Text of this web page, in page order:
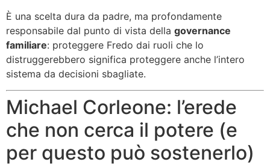
È una scelta dura da padre, ma profondamente
responsabile dal punto di vista della governance
familiare: proteggere Fredo dai ruoli che lo
distruggerebbero significa proteggere anche l’intero
sistema da decisioni sbagliate.
Michael Corleone: l’erede
che non cerca il potere (e
per questo può sostenerlo)